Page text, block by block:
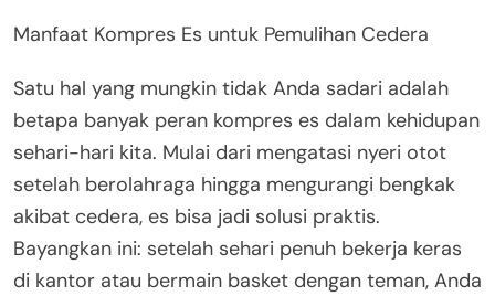
Manfaat Kompres Es untuk Pemulihan Cedera
Satu hal yang mungkin tidak Anda sadari adalah
betapa banyak peran kompres es dalam kehidupan
sehari-hari kita. Mulai dari mengatasi nyeri otot
setelah berolahraga hingga mengurangi bengkak
akibat cedera, es bisa jadi solusi praktis.
Bayangkan ini: setelah sehari penuh bekerja keras
di kantor atau bermain basket dengan teman, Anda